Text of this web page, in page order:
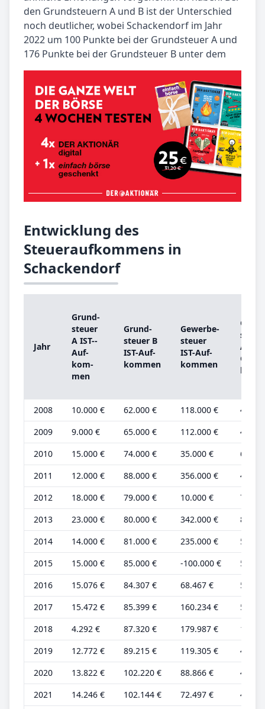
den Grundsteuern A und B ist der Unterschied
noch deutlicher, wobei Schackendorf im Jahr
2022 um 100 Punkte bei der Grundsteuer A und
176 Punkte bei der Grundsteuer B unter dem
Entwicklung des
Steueraufkommens in
Schackendorf
Jahr
Grund­
steu­er
A IST-­
Auf­
kom­
men
Grund­
steu­er B
IST-­Auf­
kom­men
Ge­wer­be­
steu­er
IST-­Auf­
kom­men
A
2008 10.000 € 62.000 € 118.000 €
4.000
2009
9.000 € 65.000 € 112.000 €
4.000
2010
15.000 € 74.000 € 35.000 €
6.000
2011
12.000 € 88.000 € 356.000 €
4.000
2012
18.000 € 79.000 € 10.000 €
7.000
2013
23.000 € 80.000 € 342.000 €
8.000
2014
14.000 € 81.000 € 235.000 €
5.000
2015
15.000 € 85.000 € -100.000 €
5.000
2016
15.076 € 84.307 € 68.467 €
5.384
2017
15.472 € 85.399 € 160.234 €
5.526
2018
4.292 € 87.320 € 179.987 €
1.533
2019
12.772 € 89.215 € 119.305 €
4.561
2020
13.822 € 102.220 € 88.866 €
4.459
2021
14.246 € 102.144 € 72.497 €
4.595